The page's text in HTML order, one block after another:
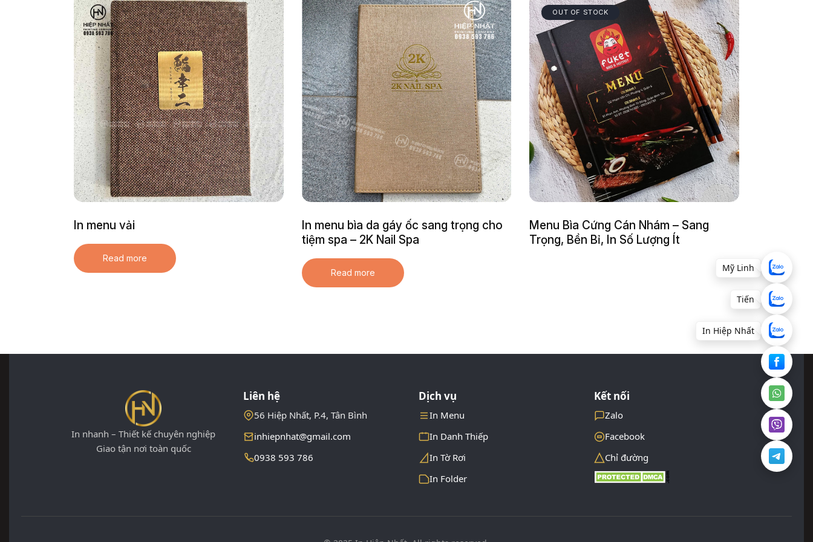
In menu vải
Read more
In menu bìa da gáy ốc sang trọng cho
tiệm spa – 2K Nail Spa
Read more
OUT OF STOCK
Menu Bìa Cứng Cán Nhám – Sang
Trọng, Bền Bỉ, In Số Lượng Ít
In nhanh – Thiết kế chuyên nghiệp
Giao tận nơi toàn quốc
Liên hệ
56 Hiệp Nhất, P.4, Tân Bình
inhiepnhat@gmail.com
0938 593 786
Dịch vụ
In Menu
In Danh Thiếp
In Tờ Rơi
In Folder
Kết nối
Zalo
Facebook
Chỉ đường
Mỹ Linh
Tiến
In Hiệp Nhất